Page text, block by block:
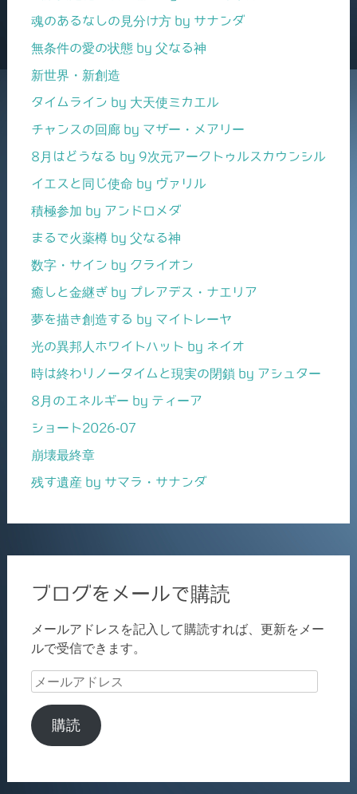
魂のあるなしの見分け方 by サナンダ
無条件の愛の状態 by 父なる神
新世界・新創造
タイムライン by 大天使ミカエル
チャンスの回廊 by マザー・メアリー
8月はどうなる by 9次元アークトゥルスカウンシル
イエスと同じ使命 by ヴァリル
積極参加 by アンドロメダ
まるで火薬樽 by 父なる神
数字・サイン by クライオン
癒しと金継ぎ by プレアデス・ナエリア
夢を描き創造する by マイトレーヤ
光の異邦人ホワイトハット by ネイオ
時は終わりノータイムと現実の閉鎖 by アシュター
8月のエネルギー by ティーア
ショート2026-07
崩壊最終章
残す遺産 by サマラ・サナンダ
ブログをメールで購読
メールアドレスを記入して購読すれば、更新をメー
ルで受信できます。
メ
ル
ア
購読